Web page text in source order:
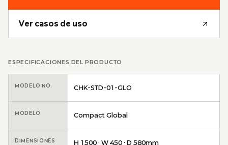
Ver casos de uso
ESPECIFICACIONES DEL PRODUCTO
MODELO NO. CHK-STD-01-GLO
MODELO Compact Global
DIMENSIONES H 1500 · W 450 · D 580mm